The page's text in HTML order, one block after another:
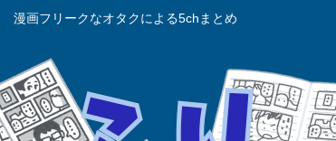
漫画フリークなオタクによる5chまとめ